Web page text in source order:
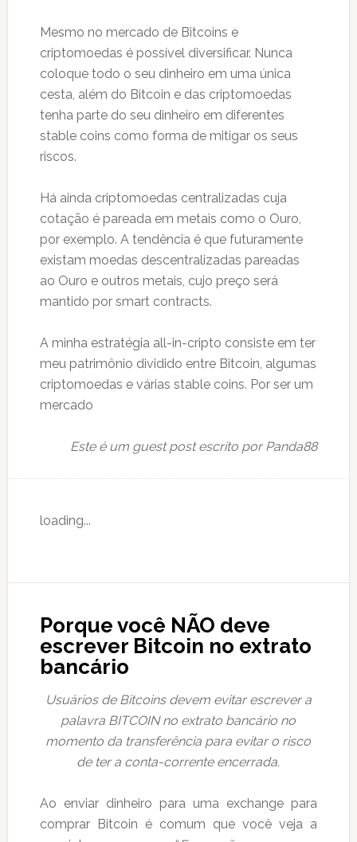
Mesmo no mercado de Bitcoins e
criptomoedas é possível diversificar. Nunca
coloque todo o seu dinheiro em uma única
cesta, além do Bitcoin e das criptomoedas
tenha parte do seu dinheiro em diferentes
stable coins como forma de mitigar os seus
riscos.
Há ainda criptomoedas centralizadas cuja
cotação é pareada em metais como o Ouro,
por exemplo. A tendência é que futuramente
existam moedas descentralizadas pareadas
ao Ouro e outros metais, cujo preço será
mantido por smart contracts.
A minha estratégia all-in-cripto consiste em ter
meu patrimônio dividido entre Bitcoin, algumas
criptomoedas e várias stable coins. Por ser um
mercado
Este é um guest post escrito por Panda88
loading...
Porque você NÃO deve
escrever Bitcoin no extrato
bancário
Usuários de Bitcoins devem evitar escrever a
palavra BITCOIN no extrato bancário no
momento da transferência para evitar o risco
de ter a conta-corrente encerrada.
Ao enviar dinheiro para uma exchange para
comprar Bitcoin é comum que você veja a